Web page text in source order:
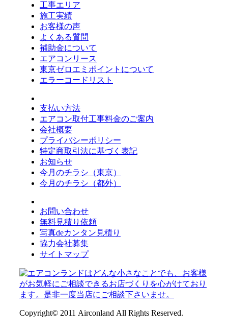
工事エリア
施工実績
お客様の声
よくある質問
補助金について
エアコンリース
東京ゼロエミポイントについて
エラーコードリスト
支払い方法
エアコン取付工事料金のご案内
会社概要
プライバシーポリシー
特定商取引法に基づく表記
お知らせ
今月のチラシ（東京）
今月のチラシ（都外）
お問い合わせ
無料見積り依頼
写真deカンタン見積り
協力会社募集
サイトマップ
Copyright© 2011 Airconland All Rights Reserved.